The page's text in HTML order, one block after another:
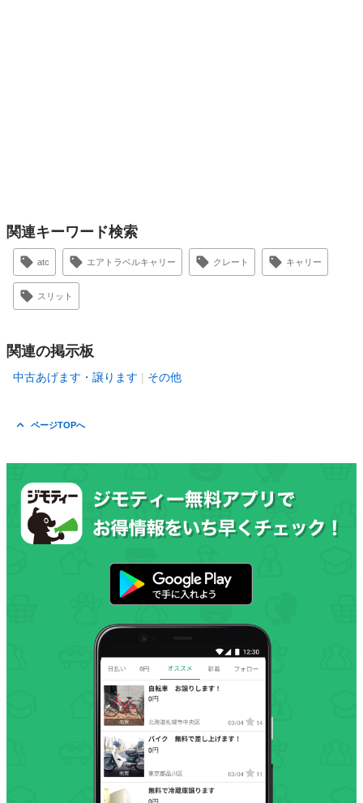
関連キーワード検索
atc エアトラベルキャリー クレート キャリー
スリット
関連の掲示板
中古あげます・譲ります その他
ページTOPへ